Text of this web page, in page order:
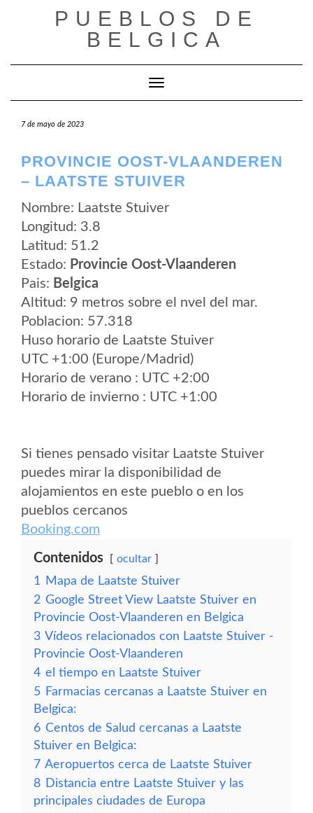
PUEBLOS DE
BELGICA
Cambiar modo de navegación
7 de mayo de 2023
PROVINCIE OOST-VLAANDEREN
– LAATSTE STUIVER
Nombre: Laatste Stuiver
Longitud: 3.8
Latitud: 51.2
Estado: Provincie Oost-Vlaanderen
Pais: Belgica
Altitud: 9 metros sobre el nvel del mar.
Poblacion: 57.318
Huso horario de Laatste Stuiver
UTC +1:00 (Europe/Madrid)
Horario de verano : UTC +2:00
Horario de invierno : UTC +1:00
Si tienes pensado visitar Laatste Stuiver
puedes mirar la disponibilidad de
alojamientos en este pueblo o en los
pueblos cercanos
Booking.com
Contenidos ocultar
1
Mapa de Laatste Stuiver
2 Google Street View Laatste Stuiver en
Provincie Oost-Vlaanderen en Belgica
3 Vídeos relacionados con Laatste Stuiver -
Provincie Oost-Vlaanderen
4 el tiempo en Laatste Stuiver
5 Farmacias cercanas a Laatste Stuiver en
Belgica:
6 Centos de Salud cercanas a Laatste
Stuiver en Belgica:
7 Aeropuertos cerca de Laatste Stuiver
8 Distancia entre Laatste Stuiver y las
principales ciudades de Europa